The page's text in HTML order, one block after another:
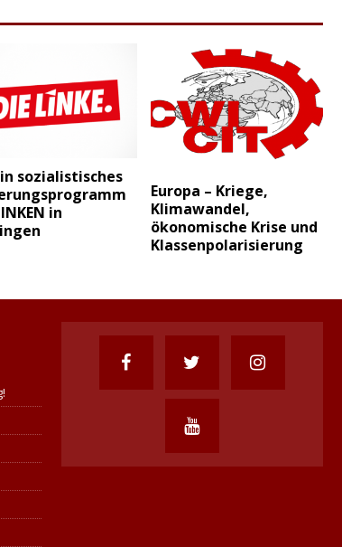
sozialistisches
in
Europa – Kriege,
Klimawandel,
ökonomische Krise und
Klassenpolarisierung